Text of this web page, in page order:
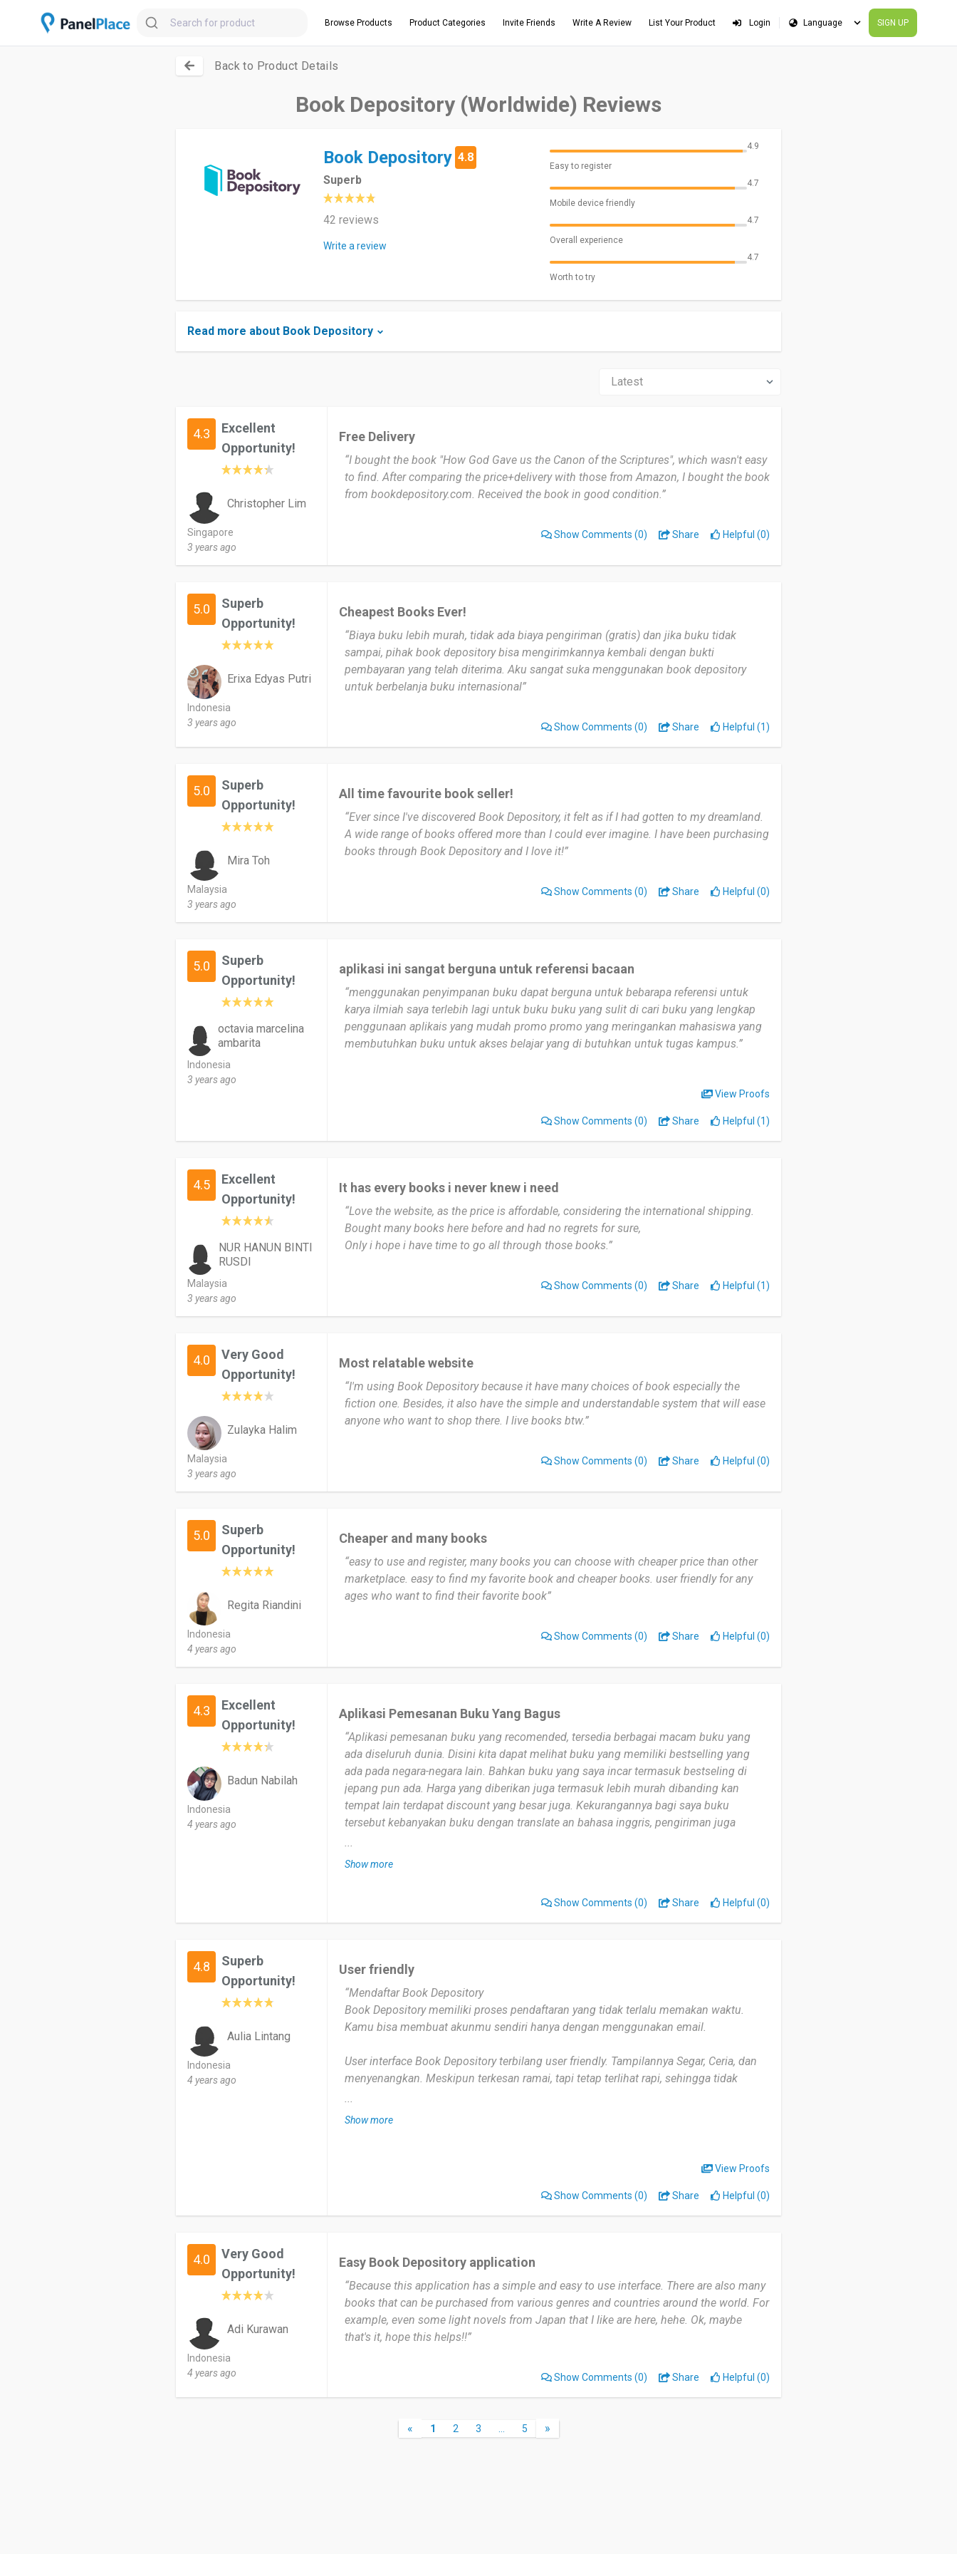
Browse Products Product Categories Invite Friends Write A Review List Your Product Login SIGN UP
Back to Product Details
Book Depository (Worldwide) Reviews
Book Depository 4.8
Superb
42 reviews
Write a review
4.9
Easy to register
4.7
Mobile device friendly
4.7
Overall experience
4.7
Worth to try
Read more about Book Depository
4.3
Excellent
Opportunity!
Christopher Lim
Singapore
3 years ago
Free Delivery
“I bought the book "How God Gave us the Canon of the Scriptures", which wasn't easy
to find. After comparing the price+delivery with those from Amazon, I bought the book
from bookdepository.com. Received the book in good condition.”
Show Comments (0) Share Helpful (0)
5.0
Superb
Opportunity!
Erixa Edyas Putri
Indonesia
3 years ago
Cheapest Books Ever!
“Biaya buku lebih murah, tidak ada biaya pengiriman (gratis) dan jika buku tidak
sampai, pihak book depository bisa mengirimkannya kembali dengan bukti
pembayaran yang telah diterima. Aku sangat suka menggunakan book depository
untuk berbelanja buku internasional”
Show Comments (0) Share Helpful (1)
5.0
Superb
Opportunity!
Mira Toh
Malaysia
3 years ago
All time favourite book seller!
“Ever since I've discovered Book Depository, it felt as if I had gotten to my dreamland.
A wide range of books offered more than I could ever imagine. I have been purchasing
books through Book Depository and I love it!”
Show Comments (0) Share Helpful (0)
5.0
Superb
Opportunity!
octavia marcelina
ambarita
Indonesia
3 years ago
aplikasi ini sangat berguna untuk referensi bacaan
“menggunakan penyimpanan buku dapat berguna untuk bebarapa referensi untuk
karya ilmiah saya terlebih lagi untuk buku buku yang sulit di cari buku yang lengkap
penggunaan aplikais yang mudah promo promo yang meringankan mahasiswa yang
membutuhkan buku untuk akses belajar yang di butuhkan untuk tugas kampus.”
View Proofs
Show Comments (0) Share Helpful (1)
4.5
Excellent
Opportunity!
NUR HANUN BINTI
RUSDI
Malaysia
3 years ago
It has every books i never knew i need
“Love the website, as the price is affordable, considering the international shipping.
Bought many books here before and had no regrets for sure,
Only i hope i have time to go all through those books.”
Show Comments (0) Share Helpful (1)
4.0
Very Good
Opportunity!
Zulayka Halim
Malaysia
3 years ago
Most relatable website
“I'm using Book Depository because it have many choices of book especially the
fiction one. Besides, it also have the simple and understandable system that will ease
anyone who want to shop there. I live books btw.”
Show Comments (0) Share Helpful (0)
5.0
Superb
Opportunity!
Regita Riandini
Indonesia
4 years ago
Cheaper and many books
“easy to use and register, many books you can choose with cheaper price than other
marketplace. easy to find my favorite book and cheaper books. user friendly for any
ages who want to find their favorite book”
Show Comments (0) Share Helpful (0)
4.3
Excellent
Opportunity!
Badun Nabilah
Indonesia
4 years ago
Aplikasi Pemesanan Buku Yang Bagus
“Aplikasi pemesanan buku yang recomended, tersedia berbagai macam buku yang
ada diseluruh dunia. Disini kita dapat melihat buku yang memiliki bestselling yang
ada pada negara-negara lain. Bahkan buku yang saya incar termasuk bestseling di
jepang pun ada. Harga yang diberikan juga termasuk lebih murah dibanding kan
tempat lain terdapat discount yang besar juga. Kekurangannya bagi saya buku
tersebut kebanyakan buku dengan translate an bahasa inggris, pengiriman juga
tetap recomended membeli buku disini dengan harga yang miring.”
...
Show more
Show Comments (0) Share Helpful (0)
4.8
Superb
Opportunity!
Aulia Lintang
Indonesia
4 years ago
User friendly
“Mendaftar Book Depository
Book Depository memiliki proses pendaftaran yang tidak terlalu memakan waktu.
Kamu bisa membuat akunmu sendiri hanya dengan menggunakan email.
User interface Book Depository terbilang user friendly. Tampilannya Segar, Ceria, dan
menyenangkan. Meskipun terkesan ramai, tapi tetap terlihat rapi, sehingga tidak
Desain bagus dan fungsional.
dengan pilihan kata kunci/ atau judul/ tau pengarang/ ISBN saja. Kemudian buku-
buku yang bersangkutan akan ditampilkan.
Tampilan navigasi yang jelas untuk halaman-halaman penting seperti halaman utama,
produk, diskon, widget untuk mengganti bahasa, widget untuk melihat harga dalam
mata uang berbagai negara.
Deskripsi Produk
Informasi buku yang cukup lengkap dan membantu pengguna.
Kehadiran tab wishlist akan memudahkan pengunjung dalam melakukan pengarsipan
barang yang diinginkan tetapi belum mau dibeli.
...
Show more
View Proofs
Show Comments (0) Share Helpful (0)
4.0
Very Good
Opportunity!
Adi Kurawan
Indonesia
4 years ago
Easy Book Depository application
“Because this application has a simple and easy to use interface. There are also many
books that can be purchased from various genres and countries around the world. For
example, even some light novels from Japan that I like are here, hehe. Ok, maybe
that's it, hope this helps!!”
Show Comments (0) Share Helpful (0)
« 1 2 3 5 »